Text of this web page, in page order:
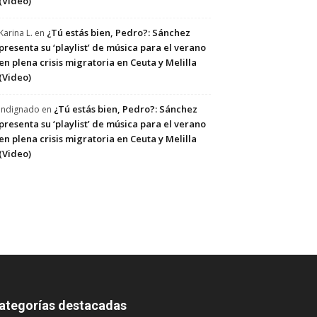
L. en ¿Tú estás bien, Pedro?: Sánchez
su ‘playlist’ de música para el verano
plena crisis migratoria en Ceuta y Melilla
en ¿Tú estás bien, Pedro?: Sánchez
su ‘playlist’ de música para el verano
plena crisis migratoria en Ceuta y Melilla
destacadas